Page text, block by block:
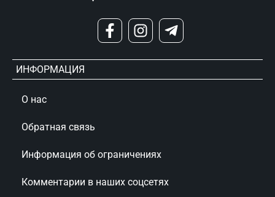
ИНФОРМАЦИЯ
О нас
Обратная связь
Информация об ограничениях
Комментарии в наших соцсетях